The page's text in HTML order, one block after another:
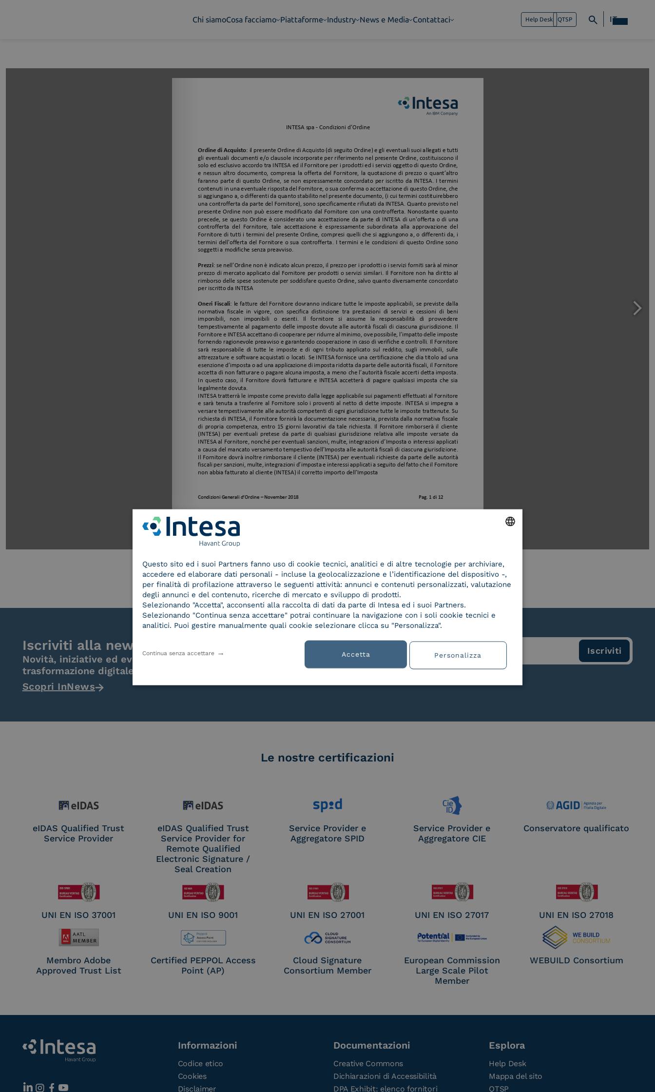
Chi siamoCosa facciamo Piattaforme Industry News e Media Contattaci Help Desk QTSP IT
Iscriviti alla newsletter
Novità, iniziative ed eventi dal mondo della
trasformazione digitale.
Scopri InNews
Le nostre certificazioni
eIDAS Qualified Trust
Service Provider
eIDAS Qualified Trust
Service Provider for
Remote Qualified
Electronic Signature /
Seal Creation
Service Provider e
Aggregatore SPID
Service Provider e
Aggregatore CIE
Conservatore qualificato
UNI EN ISO 37001 UNI EN ISO 9001 UNI EN ISO 27001 UNI EN ISO 27017 UNI EN ISO 27018
Membro Adobe
Approved Trust List
Certified PEPPOL Access
Point (AP)
Cloud Signature
Consortium Member
European Commission
Large Scale Pilot
Member
WEBUILD Consortium
Informazioni
Codice etico
Cookies
Disclaimer
Documentazioni
Creative Commons
Dichiarazioni di Accessibilità
DPA Exhibit: elenco fornitori
Esplora
Help Desk
Mappa del sito
QTSP
ITALIAN
Questo sito ed i suoi Partners fanno uso di cookie tecnici, analitici e di altre tecnologie per archiviare,
accedere ed elaborare dati personali - incluse la geolocalizzazione e l’identificazione del dispositivo -,
per finalità di profilazione attraverso le seguenti attività: annunci e contenuti personalizzati, valutazione
degli annunci e del contenuto, ricerche di mercato e sviluppo di prodotti.
Selezionando "Accetta", acconsenti alla raccolta di dati da parte di Intesa ed i suoi Partners.
Selezionando "Continua senza accettare" potrai continuare la navigazione con i soli cookie tecnici e
analitici. Puoi gestire manualmente quali cookie selezionare clicca su "Personalizza".
Accetta
Continua senza accettare Personalizza